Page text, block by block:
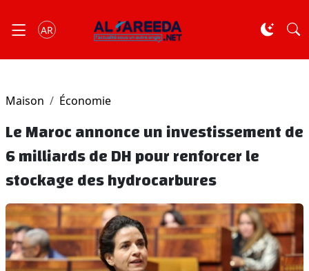
AR
Maison Économie
Le Maroc annonce un investissement de
6 milliards de DH pour renforcer le
stockage des hydrocarbures